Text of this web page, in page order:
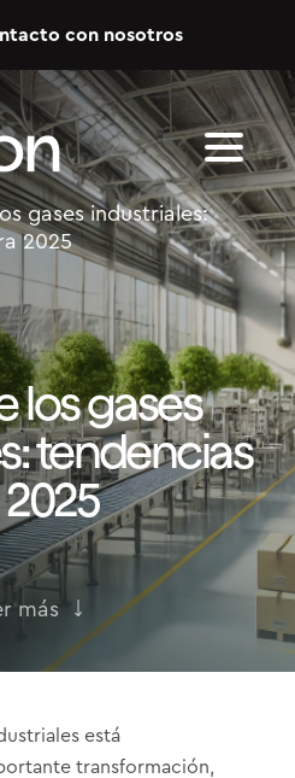
con nosotros
gases industriales:
2025
los gases
tendencias
más
está
transformación,